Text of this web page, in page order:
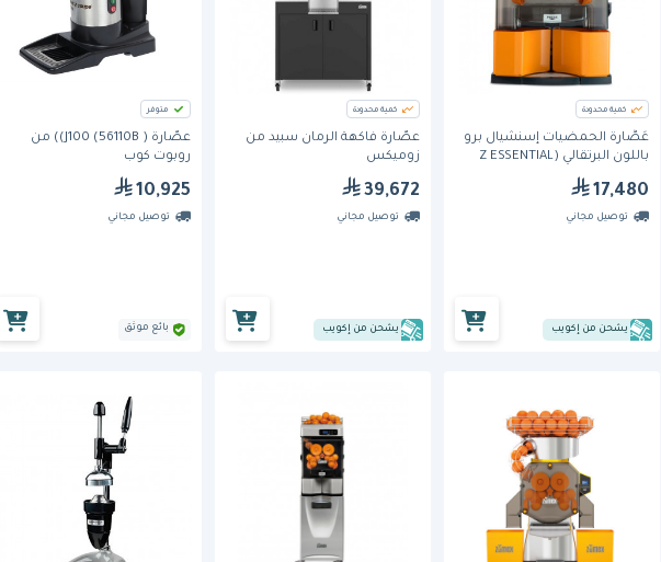
كمية محدودة
عَصَّارة الحمضيات إسنشيال برو
باللون البرتقالي (Z ESSENTIAL
PRO ORANGE) من زومكس
17,480
توصيل مجاني
يشحن من إكويب
كمية محدودة
عصّارة فاكهة الرمان سبيد من
زوميكس
39,672
توصيل مجاني
يشحن من إكويب
متوفر
عصّارة ( J100 (56110B)) من
روبوت كوب
10,925
توصيل مجاني
بائع موثق